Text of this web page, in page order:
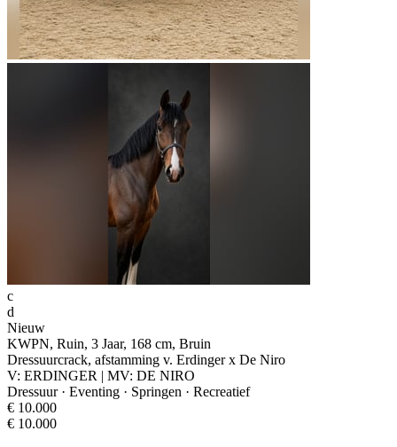
c
d
Nieuw
KWPN, Ruin, 3 Jaar, 168 cm, Bruin
Dressuurcrack, afstamming v. Erdinger x De Niro
V: ERDINGER | MV: DE NIRO
Dressuur · Eventing · Springen · Recreatief
€ 10.000
€ 10.000